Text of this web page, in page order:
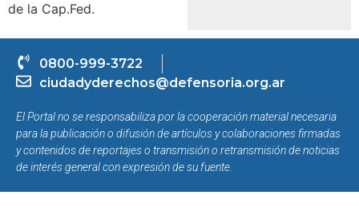
de la Cap.Fed.
0800-999-3722
ciudadyderechos@defensoria.org.ar
El Portal no se responsabiliza por la cooperación material necesaria
para la publicación o difusión de artículos y colaboraciones firmadas
y contenidos de reportajes o transmisión o retransmisión de noticias
de interés general con expresión de su fuente.